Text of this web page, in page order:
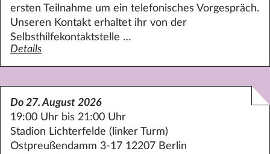
ersten Teilnahme um ein telefonisches Vorgespräch.
Unseren Kontakt erhaltet ihr von der
Selbsthilfekontaktstelle …
Details
zum Angebot Sucht III
Do 27. August 2026
19:00 Uhr bis 21:00 Uhr
Stadion Lichterfelde (linker Turm)
Ostpreußendamm 3-17 12207 Berlin